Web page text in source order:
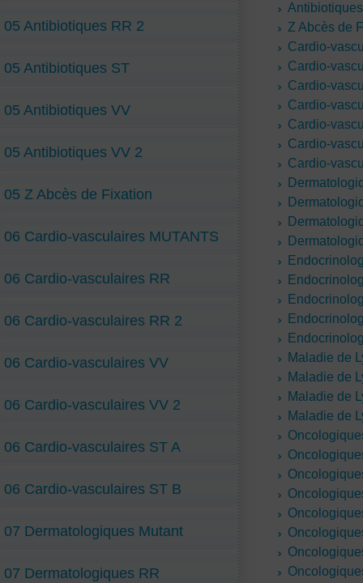
Z Abcès de
Cardio-
Cardio-
Cardio-
Cardio-
Cardio-
Cardio-
Cardio-
Maladie de
Maladie de
Maladie de
Maladie de
05 Antibiotiques RR 2
05 Antibiotiques ST
05 Antibiotiques VV
05 Antibiotiques VV 2
05 Z Abcès de Fixation
06 Cardio-vasculaires MUTANTS
06 Cardio-vasculaires RR
06 Cardio-vasculaires RR 2
06 Cardio-vasculaires VV
06 Cardio-vasculaires VV 2
06 Cardio-vasculaires ST A
06 Cardio-vasculaires ST B
07 Dermatologiques Mutant
07 Dermatologiques RR